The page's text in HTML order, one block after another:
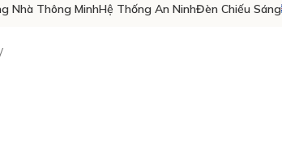
Nhà Thông MinhHệ Thống An NinhĐèn Chiếu Sáng